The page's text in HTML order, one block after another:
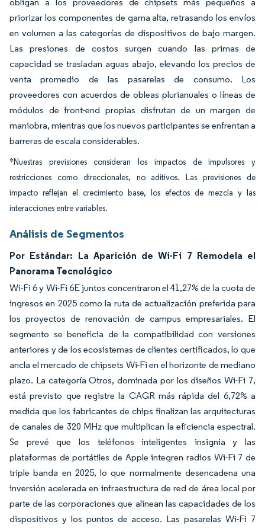
priorizar los componentes de gama alta, retrasando los envíos
en volumen a las categorías de dispositivos de bajo margen.
Las presiones de costos surgen cuando las primas de
capacidad se trasladan aguas abajo, elevando los precios de
venta promedio de las pasarelas de consumo. Los
proveedores con acuerdos de obleas plurianuales o líneas de
módulos de front-end propias disfrutan de un margen de
maniobra, mientras que los nuevos participantes se enfrentan a
barreras de escala considerables.
*Nuestras previsiones consideran los impactos de impulsores y
restricciones como direccionales, no aditivos. Las previsiones de
impacto reflejan el crecimiento base, los efectos de mezcla y las
interacciones entre variables.
Análisis de Segmentos
Por Estándar: La Aparición de Wi-Fi 7 Remodela el
Panorama Tecnológico
Wi-Fi 6 y Wi-Fi 6E juntos concentraron el 41,27% de la cuota de
ingresos en 2025 como la ruta de actualización preferida para
los proyectos de renovación de campus empresariales. El
segmento se beneficia de la compatibilidad con versiones
anteriores y de los ecosistemas de clientes certificados, lo que
ancla el mercado de chipsets Wi-Fi en el horizonte de mediano
plazo. La categoría Otros, dominada por los diseños Wi-Fi 7,
está previsto que registre la CAGR más rápida del 6,72% a
medida que los fabricantes de chips finalizan las arquitecturas
de canales de 320 MHz que multiplican la eficiencia espectral.
Se prevé que los teléfonos inteligentes insignia y las
plataformas de portátiles de Apple integren radios Wi-Fi 7 de
triple banda en 2025, lo que normalmente desencadena una
inversión acelerada en infraestructura de red de área local por
parte de las corporaciones que alinean las capacidades de los
dispositivos y los puntos de acceso. Las pasarelas Wi-Fi 7